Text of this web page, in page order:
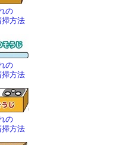
の
掃方法
の
掃方法
の
掃方法